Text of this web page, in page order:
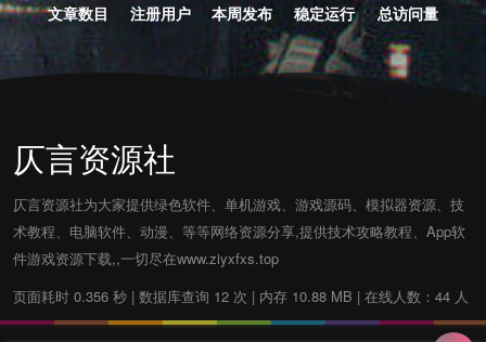
文章数目 注册用户 本周发布 稳定运行 总访问量
仄言资源社
仄言资源社为大家提供绿色软件、单机游戏、游戏源码、模拟器资源、技
术教程、电脑软件、动漫、等等网络资源分享,提供技术攻略教程、App软
件游戏资源下载,,一切尽在www.ziyxfxs.top
页面耗时 0.356 秒 | 数据库查询 12 次 | 内存 10.88 MB | 在线人数：44 人